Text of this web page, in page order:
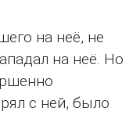
на неё, не
на неё. Но
с ней, было